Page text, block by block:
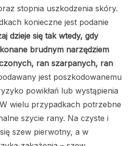
stopnia uszkodzenia skóry.
konieczne jest podanie
dzieje się tak wtedy, gdy
brudnym narzędziem
ran szarpanych, ran
jest poszkodowanemu
powikłań lub wystąpienia
wielu przypadkach potrzebne
szycie rany. Na czyste i
szew pierwotny, a w